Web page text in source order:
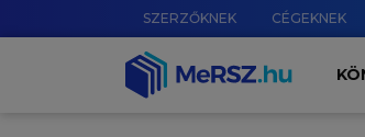
SZERZŐKNEK CÉGEKNEK